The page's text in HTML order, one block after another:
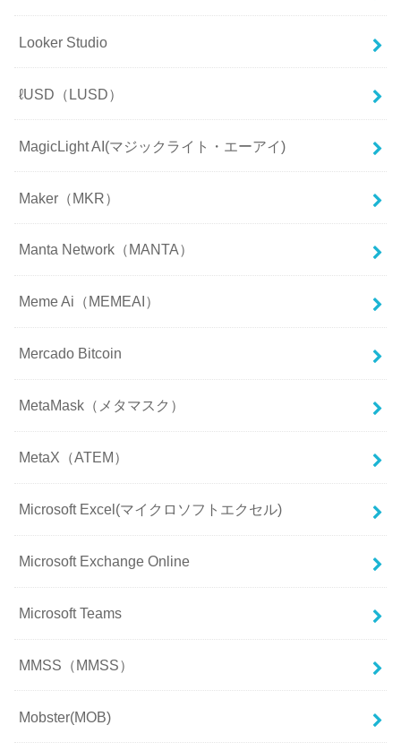
Looker Studio
ℓUSD（LUSD）
MagicLight AI(マジックライト・エーアイ)
Maker（MKR）
Manta Network（MANTA）
Meme Ai（MEMEAI）
Mercado Bitcoin
MetaMask（メタマスク）
MetaX（ATEM）
Microsoft Excel(マイクロソフトエクセル)
Microsoft Exchange Online
Microsoft Teams
MMSS（MMSS）
Mobster(MOB)